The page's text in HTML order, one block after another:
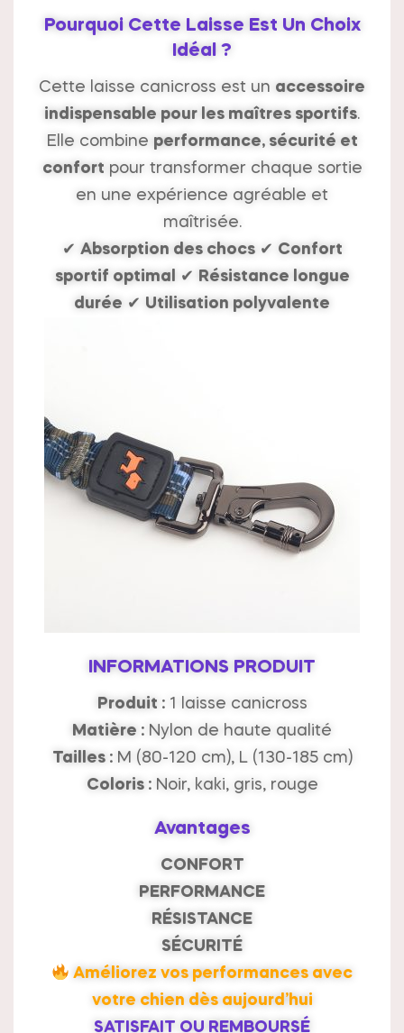
Pourquoi Cette Laisse Est Un Choix
Idéal ?
Cette laisse canicross est un accessoire
indispensable pour les maîtres sportifs.
Elle combine performance, sécurité et
confort pour transformer chaque sortie
en une expérience agréable et
maîtrisée.
✔ Absorption des chocs✔ Confort
sportif optimal ✔ Résistance longue
durée ✔ Utilisation polyvalente
INFORMATIONS PRODUIT
Produit :1 laisse canicross
Matière : Nylon de haute qualité
Tailles :M (80-120 cm), L (130-185 cm)
Coloris :Noir, kaki, gris, rouge
Avantages
CONFORT
PERFORMANCE
RÉSISTANCE
SÉCURITÉ
Améliorez vos performances avec
votre chien dès aujourd’hui
SATISFAIT OU REMBOURSÉ